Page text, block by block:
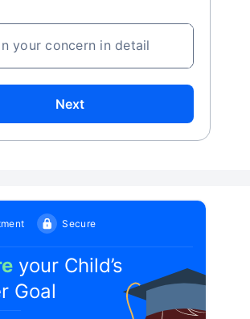
your concern in detail
Next
Secure
your Child’s
Goal